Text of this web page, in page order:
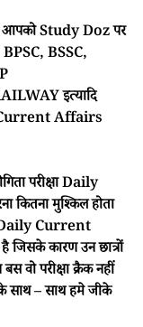
आपको Study Doz पर
BPSC, BSSC,
इत्यादि
Current Affairs
परीक्षा Daily
मुश्किल होता
Daily Current
कारण उन छात्रों
वो परीक्षा क्रैक नहीं
साथ – साथ हमे जीके